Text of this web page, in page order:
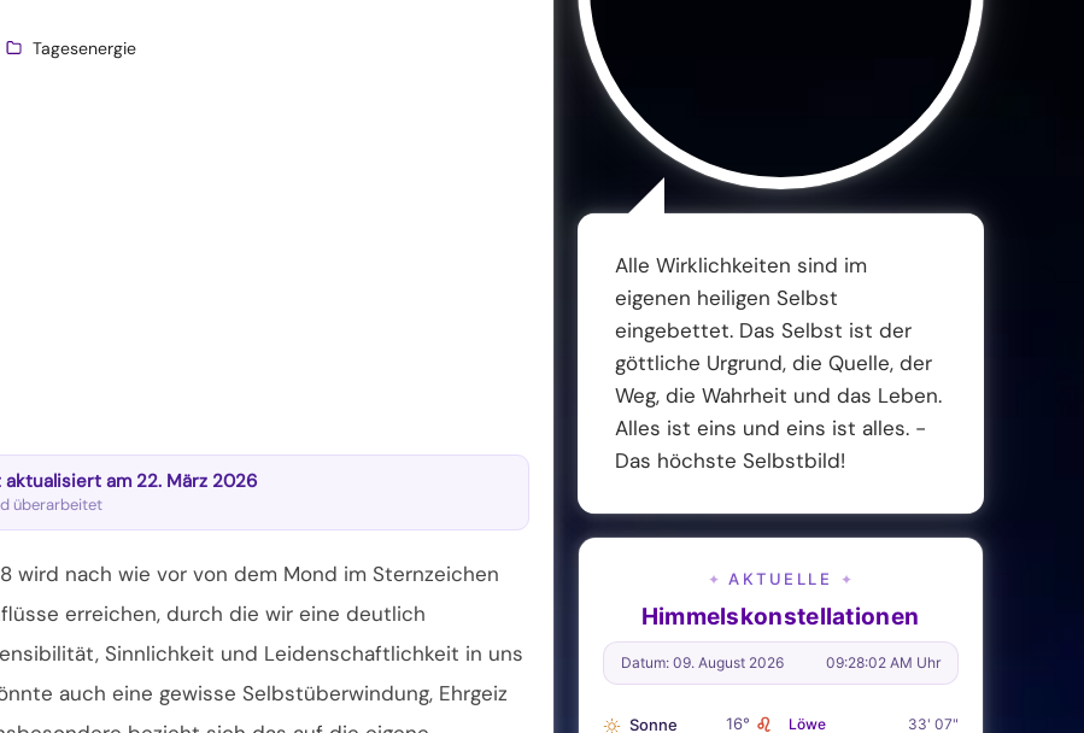
Tagesenergie
am 22. März 2026
überarbeitet
wird nach wie vor von dem Mond im Sternzeichen
erreichen, durch die wir eine deutlich
Sinnlichkeit und Leidenschaftlichkeit in uns
auch eine gewisse Selbstüberwindung, Ehrgeiz
Alle Wirklichkeiten sind im
eigenen heiligen Selbst
eingebettet. Das Selbst ist der
göttliche Urgrund, die Quelle, der
Weg, die Wahrheit und das Leben.
Alles ist eins und eins ist alles. -
Das höchste Selbstbild!
✦ AKTUELLE ✦
Himmelskonstellationen
Datum: 09. August 2026 09:28:03 AM Uhr
Sonne 16° ♌ Löwe 33' 07"